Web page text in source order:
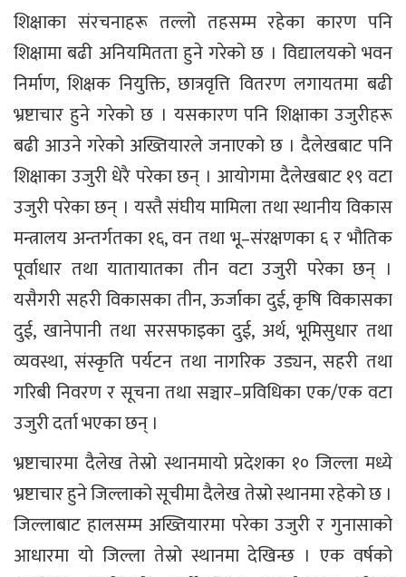
शिक्षाका संरचनाहरू तल्लो तहसम्म रहेका कारण पनि
शिक्षामा बढी अनियमितता हुने गरेको छ । विद्यालयको भवन
निर्माण, शिक्षक नियुक्ति, छात्रवृत्ति वितरण लगायतमा बढी
भ्रष्टाचार हुने गरेको छ । यसकारण पनि शिक्षाका उजुरीहरू
बढी आउने गरेको अख्तियारले जनाएको छ । दैलेखबाट पनि
शिक्षाका उजुरी धेरै परेका छन् । आयोगमा दैलेखबाट १९ वटा
उजुरी परेका छन् । यस्तै संघीय मामिला तथा स्थानीय विकास
मन्त्रालय अन्तर्गतका १६, वन तथा भू–संरक्षणका ६ र भौतिक
पूर्वाधार तथा यातायातका तीन वटा उजुरी परेका छन् ।
यसैगरी सहरी विकासका तीन, ऊर्जाका दुई, कृषि विकासका
दुई, खानेपानी तथा सरसफाइका दुई, अर्थ, भूमिसुधार तथा
व्यवस्था, संस्कृति पर्यटन तथा नागरिक उड्यन, सहरी तथा
गरिबी निवरण र सूचना तथा सञ्चार–प्रविधिका एक/एक वटा
उजुरी दर्ता भएका छन् ।
भ्रष्टाचारमा दैलेख तेस्रो स्थानमायो प्रदेशका १० जिल्ला मध्ये
भ्रष्टाचार हुने जिल्लाको सूचीमा दैलेख तेस्रो स्थानमा रहेको छ ।
जिल्लाबाट हालसम्म अख्तियारमा परेका उजुरी र गुनासाको
आधारमा यो जिल्ला तेस्रो स्थानमा देखिन्छ । एक वर्षको